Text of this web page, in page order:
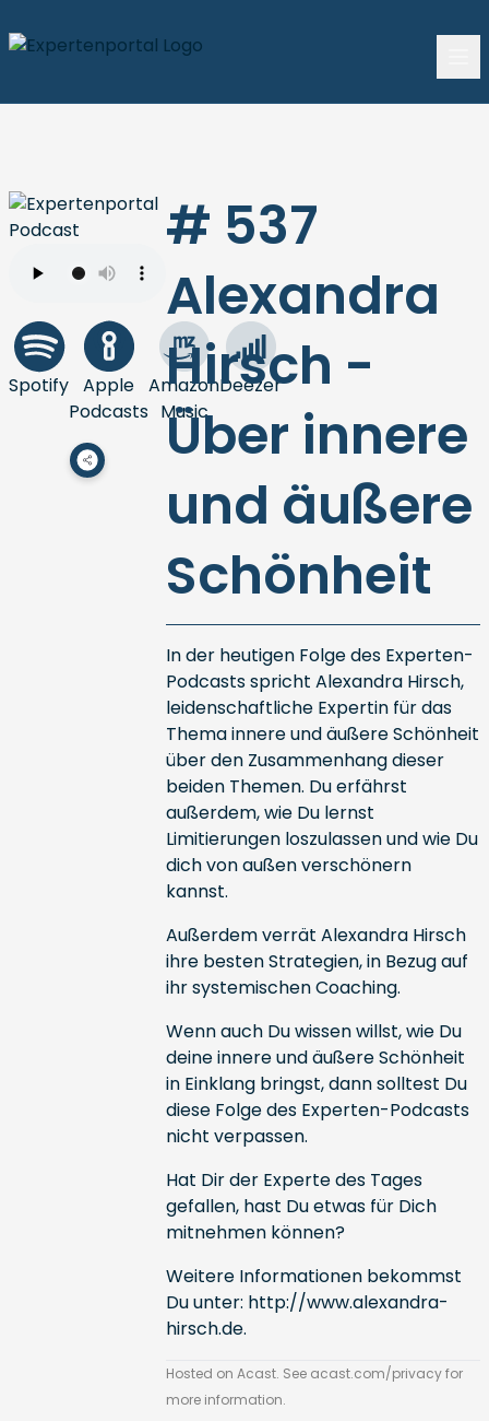
Spotify Apple
Podcasts
Amazon
Music
Deezer
# 537
Alexandra
Hirsch -
Über innere
und äußere
Schönheit
In der heutigen Folge des Experten-
Podcasts spricht Alexandra Hirsch,
leidenschaftliche Expertin für das
Thema innere und äußere Schönheit
über den Zusammenhang dieser
beiden Themen. Du erfährst
außerdem, wie Du lernst
Limitierungen loszulassen und wie Du
dich von außen verschönern
kannst.
Außerdem verrät Alexandra Hirsch
ihre besten Strategien, in Bezug auf
ihr systemischen Coaching.
Wenn auch Du wissen willst, wie Du
deine innere und äußere Schönheit
in Einklang bringst, dann solltest Du
diese Folge des Experten-Podcasts
nicht verpassen.
Hat Dir der Experte des Tages
gefallen, hast Du etwas für Dich
mitnehmen können?
Weitere Informationen bekommst
Du unter: http://www.alexandra-
hirsch.de.
Hosted on Acast. See acast.com/privacyfor
more information.